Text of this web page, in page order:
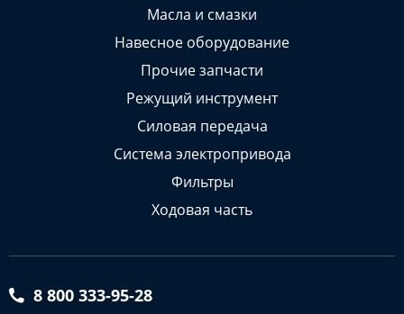
Масла и смазки
Навесное оборудование
Прочие запчасти
Режущий инструмент
Силовая передача
Система электропривода
Фильтры
Ходовая часть
8 800 333-95-28